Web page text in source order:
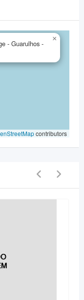
- Guarulhos -
×
contributors